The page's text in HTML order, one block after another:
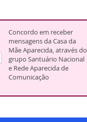
Concordo em receber
mensagens da Casa da
Mãe Aparecida, através do
grupo Santuário Nacional
e Rede Aparecida de
Comunicação